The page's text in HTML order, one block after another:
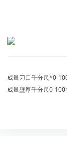
成量刀口千分尺*0-
成量壁厚千分尺0-